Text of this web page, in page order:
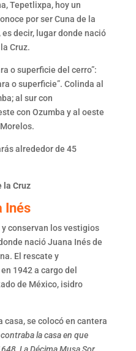
Tepetlixpa, hoy un
por ser Cuna de la
decir, lugar donde nació
Cruz.
o superficie del cerro”:
o superficie”. Colinda al
al sur con
con Ozumba y al oeste
alrededor de 45
la Cruz
Inés
conservan los vestigios
nació Juana Inés de
El rescate y
1942 a cargo del
de México, isidro
casa, se colocó en cantera
la casa en que